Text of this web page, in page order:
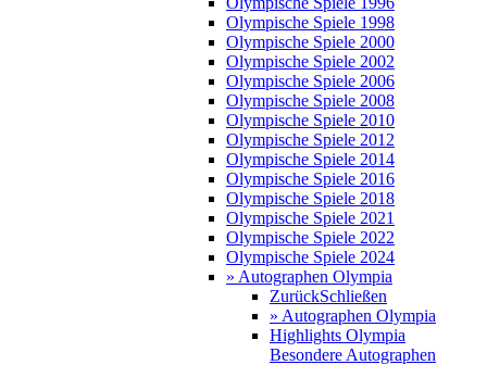
Olympische Spiele 1998
Olympische Spiele 2000
Olympische Spiele 2002
Olympische Spiele 2006
Olympische Spiele 2008
Olympische Spiele 2010
Olympische Spiele 2012
Olympische Spiele 2014
Olympische Spiele 2016
Olympische Spiele 2018
Olympische Spiele 2021
Olympische Spiele 2022
Olympische Spiele 2024
» Autographen Olympia
ZurückSchließen
» Autographen Olympia
Highlights Olympia
Besondere Autographen